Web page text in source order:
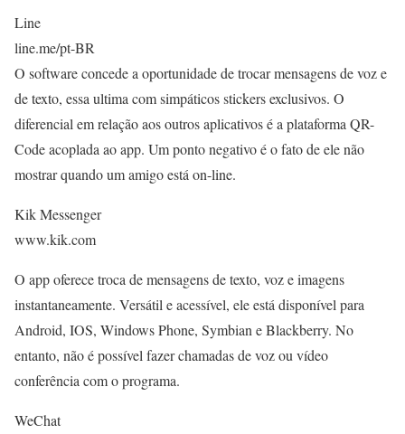
Line
line.me/pt-BR
O software concede a oportunidade de trocar mensagens de voz e
de texto, essa ultima com simpáticos stickers exclusivos. O
diferencial em relação aos outros aplicativos é a plataforma QR-
Code acoplada ao app. Um ponto negativo é o fato de ele não
mostrar quando um amigo está on-line.
Kik Messenger
www.kik.com
O app oferece troca de mensagens de texto, voz e imagens
instantaneamente. Versátil e acessível, ele está disponível para
Android, IOS, Windows Phone, Symbian e Blackberry. No
entanto, não é possível fazer chamadas de voz ou vídeo
conferência com o programa.
WeChat